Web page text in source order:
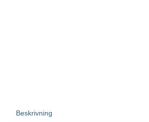
Beskrivning